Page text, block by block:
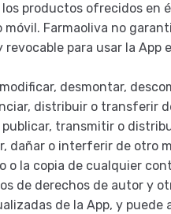
productos ofrecidos en
Farmaoliva no
para usar la
desmontar,
distribuir o transferir
transmitir o
dañar o interferir de otro
o la copia de cualquier
de derechos de autor y
de la App, y